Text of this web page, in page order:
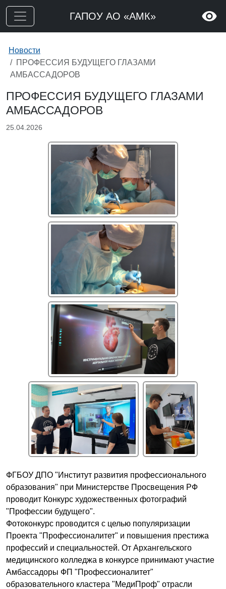
ГАПОУ АО «АМК»
Новости
ПРОФЕССИЯ БУДУЩЕГО ГЛАЗАМИ
АМБАССАДОРОВ
ПРОФЕССИЯ БУДУЩЕГО ГЛАЗАМИ
АМБАССАДОРОВ
25.04.2026
ФГБОУ ДПО "Институт развития профессионального
образования" при Министерстве Просвещения РФ
проводит Конкурс художественных фотографий
"Профессии будущего".
Фотоконкурс проводится с целью популяризации
Проекта "Профессионалитет" и повышения престижа
профессий и специальностей. От Архангельского
медицинского колледжа в конкурсе принимают участие
Амбассадоры ФП "Профессионалитет"
образовательного кластера "МедиПроф" отрасли